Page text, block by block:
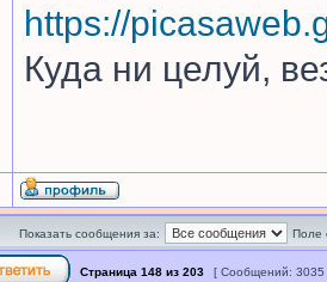
https://
Куда ни целуй,
Показать сообщения за: Поле
Страница 148 из 203 [ Сообщений: